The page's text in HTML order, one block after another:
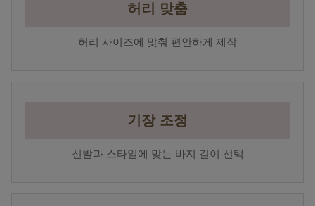
허리 맞춤
허리 사이즈에 맞춰 편안하게 제작
기장 조정
신발과 스타일에 맞는 바지 길이 선택